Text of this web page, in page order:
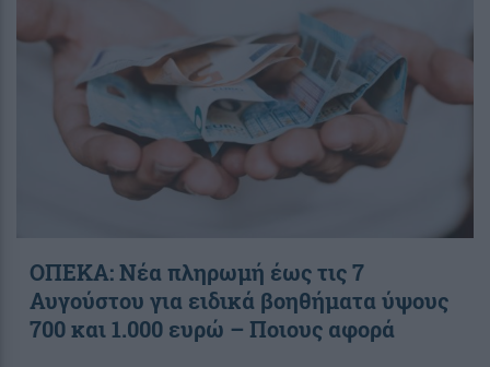
ΟΠΕΚΑ: Νέα πληρωμή έως τις 7
Αυγούστου για ειδικά βοηθήματα ύψους
700 και 1.000 ευρώ – Ποιους αφορά